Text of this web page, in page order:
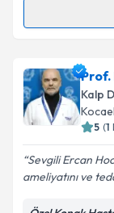
Prof. Dr.
talebi
için bir
E-posta
Prof.
Kalp
5 (1
Sevgili Ercan
ameliyatını ve